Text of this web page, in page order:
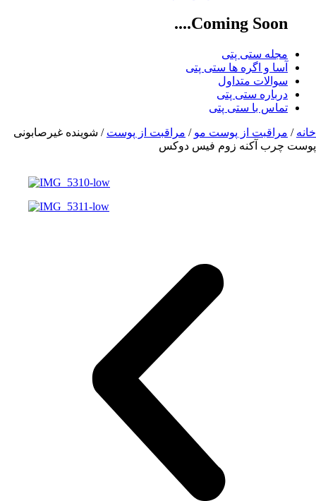
Coming Soon....
مجله ستی پتی
آسا و اگره ها ستی پتی
سوالات متداول
درباره ستی پتی
تماس با ستی پتی
خانه / مراقبت از پوست مو / مراقبت از پوست / شوینده غیرصابونی
پوست چرب آکنه زوم فیس دوکس